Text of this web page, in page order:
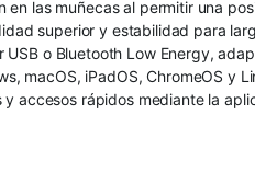
las muñecas al permitir una
superior y estabilidad para
o Bluetooth Low Energy,
macOS, iPadOS, ChromeOS y
y accesos rápidos mediante la